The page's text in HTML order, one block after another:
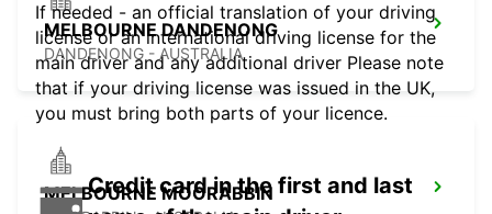
MELBOURNE DANDENONG
DANDENONG - AUSTRALIA
MELBOURNE MOORABBIN
If needed - an official translation of your driving
license or an international driving license for the
main driver and any additional driver Please note
that if your driving license was issued in the UK,
you must bring both parts of your licence.
Credit card in the first and last